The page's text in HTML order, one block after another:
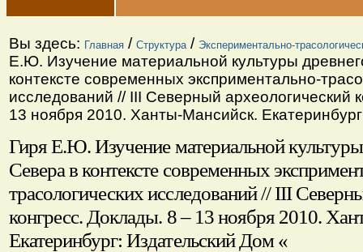
навигации
Вы здесь: Главная / Структура / Экспериментально-
Е.Ю. Изучение материальной культуры
контексте современных эксприментально-
исследований // III Северный археологический
13 ноября 2010. Ханты-Мансийск.
Гиря Е.Ю. Изучение материальной культуры
Севера в контексте современных
трасологических исследований // III
конгресс. Доклады. 8 – 13 ноября 2010.
Екатеринбург: Издательский Дом «